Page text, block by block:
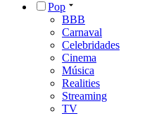
Pop
BBB
Carnaval
Celebridades
Cinema
Música
Realities
Streaming
TV